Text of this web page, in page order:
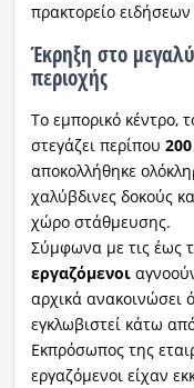
πρακτορείο
Έκρηξη στο
περιοχής
Το εμπορικό κέντρο,
στεγάζει περίπου
αποκολλήθηκε
χαλύβδινες δοκούς
χώρο στάθμευσης.
Σύμφωνα με τις έως
εργαζόμενοι
αρχικά ανακοινώσει
εγκλωβιστεί κάτω
Εκπρόσωπος της
εργαζόμενοι είχαν